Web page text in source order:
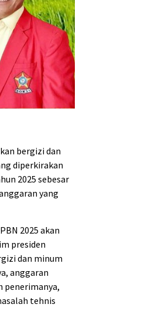
bergizi dan
diperkirakan
2025 sebesar
yang
2025 akan
presiden
dan minum
anggaran
penerimanya,
tehnis